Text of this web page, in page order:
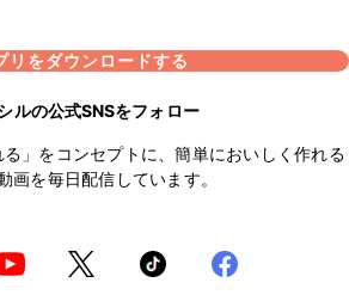
リをダウンロードする
ルの公式SNSをフォロー
る」をコンセプトに、簡単においしく作れる
画を毎日配信しています。